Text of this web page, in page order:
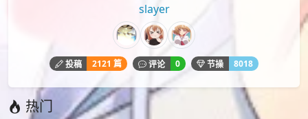
slayer
投稿 2121 篇 评论 0 节操 8018
热门